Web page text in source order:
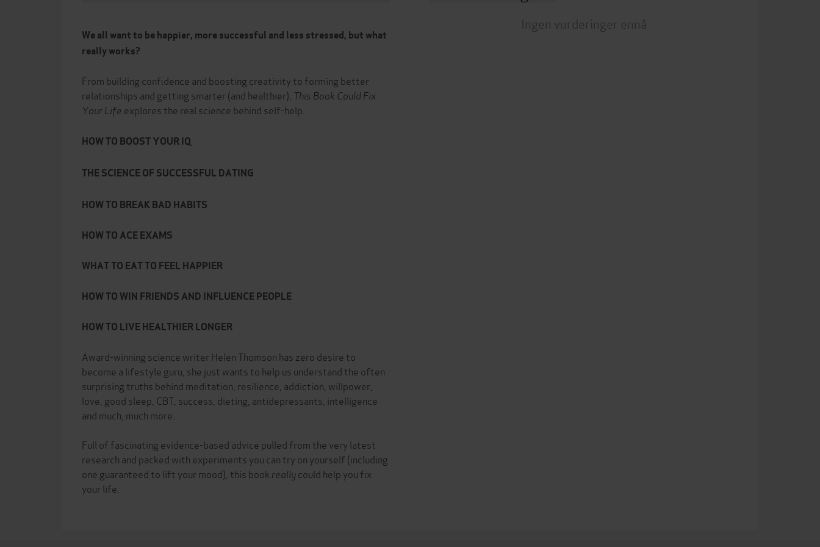
We all want to be happier, more successful and less stressed, but what
really works?
From building confidence and boosting creativity to forming better
relationships and getting smarter (and healthier), This Book Could Fix
Your Life explores the real science behind self-help.
HOW TO BOOST YOUR IQ
THE SCIENCE OF SUCCESSFUL DATING
HOW TO BREAK BAD HABITS
HOW TO ACE EXAMS
WHAT TO EAT TO FEEL HAPPIER
HOW TO WIN FRIENDS AND INFLUENCE PEOPLE
HOW TO LIVE HEALTHIER LONGER
Award-winning science writer Helen Thomson has zero desire to
become a lifestyle guru, she just wants to help us understand the often
surprising truths behind meditation, resilience, addiction, willpower,
love, good sleep, CBT, success, dieting, antidepressants, intelligence
and much, much more.
Full of fascinating evidence-based advice pulled from the very latest
research and packed with experiments you can try on yourself (including
one guaranteed to lift your mood), this book reallycould help you fix
your life.
Ingen vurderinger ennå